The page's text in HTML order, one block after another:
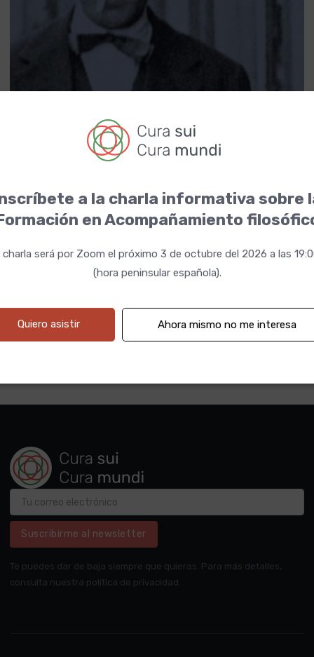
Suscribirme al newsletter
Te puedes dar de baja siempre que quieras. Para más detalles,
consulta nuestra política de privacidad.
a la charla informativa sobre
en Acompañamiento
charla será por Zoom el próximo 3 de octubre del 2026 a las
(hora peninsular española).
Quiero asistir Ahora mismo no me interesa